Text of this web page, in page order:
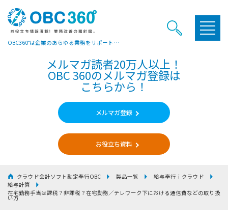
OBC360°は企業のあらゆる業務をサポートするヒントやお役立ち情報をご提供しています
メルマガ読者20万人以上！
OBC 360のメルマガ登録は
こちらから！
メルマガ登録
お役立ち資料
クラウド会計ソフト勘定奉行OBC 製品一覧
給与奉行ｉクラウド
給与計算
在宅勤務手当は課税？非課税？在宅勤務／テレワーク下における通信費などの取り扱
い方